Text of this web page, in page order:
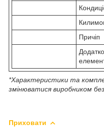
Причіп
*Характеристики та
змінюватися виробником
Приховати